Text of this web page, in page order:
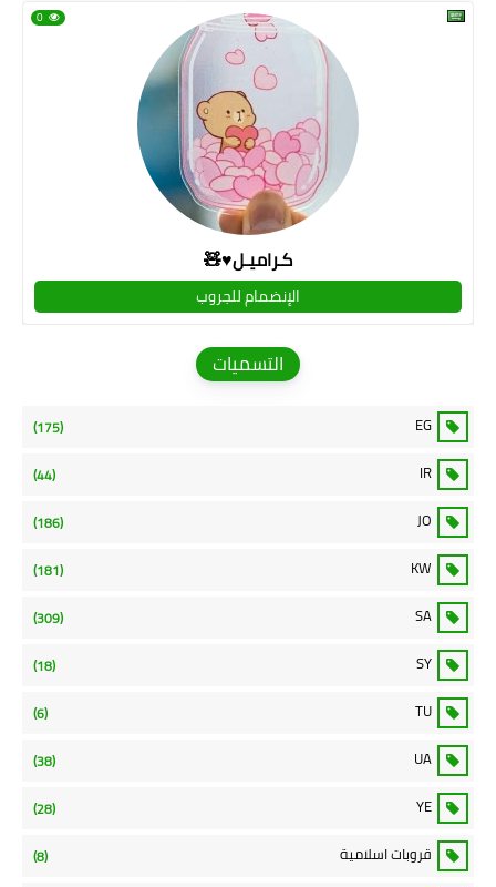
كـراميـل♥🧸
0
الإنضمام للجروب
التسميات
EG
(175)
IR
(44)
JO
(186)
KW
(181)
SA
(309)
SY
(18)
TU
(6)
UA
(38)
YE
(28)
قروبات اسلامية (8)